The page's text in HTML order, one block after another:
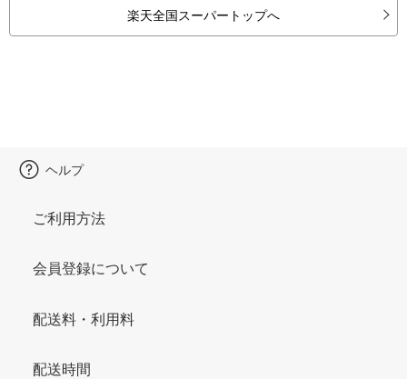
楽天全国スーパートップへ
ヘルプ
ご利用方法
会員登録について
配送料・利用料
配送時間